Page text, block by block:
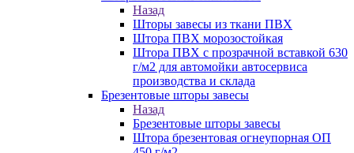
Назад
Шторы завесы из ткани ПВХ
Штора ПВХ морозостойкая
Штора ПВХ с прозрачной вставкой 630
г/м2 для автомойки автосервиса
производства и склада
Брезентовые шторы завесы
Назад
Брезентовые шторы завесы
Штора брезентовая огнеупорная ОП